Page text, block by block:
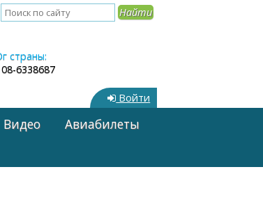
страны:
6338687
Войти
Видео
Авиабилеты